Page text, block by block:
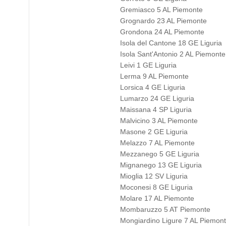
Gremiasco 5 AL Piemonte
Grognardo 23 AL Piemonte
Grondona 24 AL Piemonte
Isola del Cantone 18 GE Liguria
Isola Sant'Antonio 2 AL Piemonte
Leivi 1 GE Liguria
Lerma 9 AL Piemonte
Lorsica 4 GE Liguria
Lumarzo 24 GE Liguria
Maissana 4 SP Liguria
Malvicino 3 AL Piemonte
Masone 2 GE Liguria
Melazzo 7 AL Piemonte
Mezzanego 5 GE Liguria
Mignanego 13 GE Liguria
Mioglia 12 SV Liguria
Moconesi 8 GE Liguria
Molare 17 AL Piemonte
Mombaruzzo 5 AT Piemonte
Mongiardino Ligure 7 AL